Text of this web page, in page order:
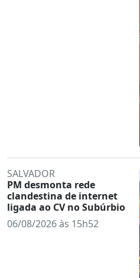
SALVADOR
PM desmonta rede
clandestina de internet
ligada ao CV no Subúrbio
06/08/2026 às 15h52